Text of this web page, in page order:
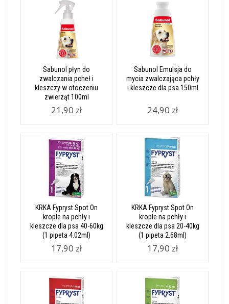
Sabunol płyn do
zwalczania pcheł i
kleszczy w otoczeniu
zwierząt 100ml
21,90 zł
Sabunol Emulsja do
mycia zwalczająca pchły
i kleszcze dla psa 150ml
24,90 zł
KRKA Fypryst Spot On
krople na pchły i
kleszcze dla psa 40-60kg
(1 pipeta 4.02ml)
17,90 zł
KRKA Fypryst Spot On
krople na pchły i
kleszcze dla psa 20-40kg
(1 pipeta 2.68ml)
17,90 zł